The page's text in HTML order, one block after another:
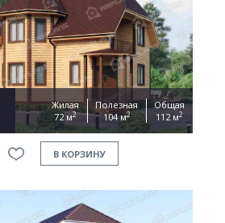
Жилая
72 м2
Полезная
104 м2
Общая
112 м2
В КОРЗИНУ